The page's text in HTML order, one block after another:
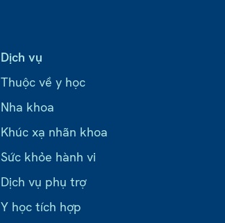
Dịch vụ
Thuộc về y học
Nha khoa
Khúc xạ nhãn khoa
Sức khỏe hành vi
Dịch vụ phụ trợ
Y học tích hợp